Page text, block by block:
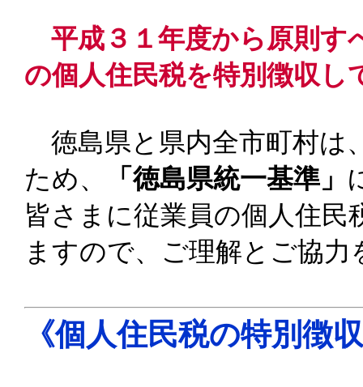
平成３１年度から原則す
の個人住民税を特別徴収し
徳島県と県内全市町村は
ため、
「徳島県統一基準」
皆さまに従業員の個人住
ますので、ご理解とご協
《個人住民税の特別徴